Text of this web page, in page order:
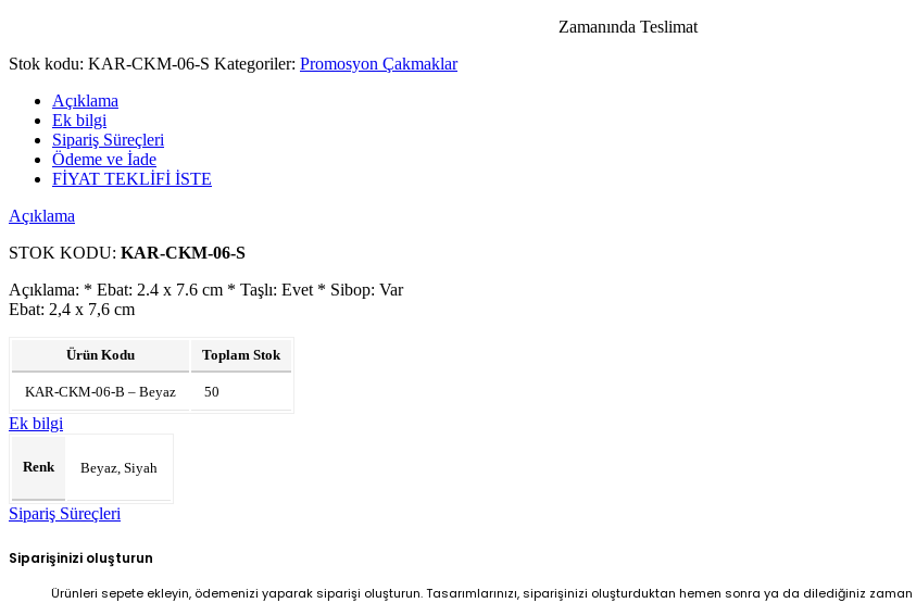
Zamanında Teslimat
Stok kodu: KAR-CKM-06-S Kategoriler: Promosyon Çakmaklar
Açıklama
Ek bilgi
Sipariş Süreçleri
Ödeme ve İade
FİYAT TEKLİFİ İSTE
Açıklama
STOK KODU: KAR-CKM-06-S
Açıklama: * Ebat: 2.4 x 7.6 cm * Taşlı: Evet * Sibop: Var
Ebat: 2,4 x 7,6 cm
Ürün Kodu Toplam Stok
KAR-CKM-06-B – Beyaz 50
Ek bilgi
Renk Beyaz, Siyah
Sipariş Süreçleri
Siparişinizi oluşturun
Ürünleri sepete ekleyin, ödemenizi yaparak siparişi oluşturun. Tasarımlarınızı, siparişinizi oluşturduktan hemen sonra ya da dilediğiniz zaman